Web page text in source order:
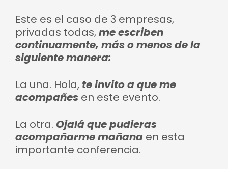
Este es el caso de 3 empresas,
privadas todas,me escriben
continuamente, más o menos de la
siguiente manera:
La una. Hola, te invito a que me
acompañes en este evento.
La otra. Ojalá que pudieras
acompañarme mañana en esta
importante conferencia.